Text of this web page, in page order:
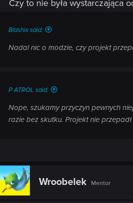
Czy to nie była wystarczająca
Blashix said:
Nadal nic o modzie, czy projekt
P ATROL said:
Nope, szukamy przyczyn pewnych
razie bez skutku. Projekt nie przepadł
Wroobelek Mentor